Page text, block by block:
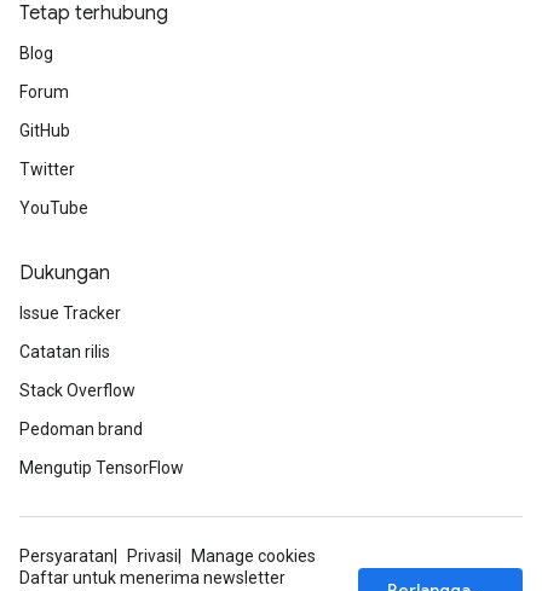
Tetap terhubung
Blog
Forum
GitHub
Twitter
YouTube
Dukungan
Issue Tracker
Catatan rilis
Stack Overflow
Pedoman brand
Mengutip TensorFlow
Persyaratan Privasi
Manage cookies
Daftar untuk menerima newsletter